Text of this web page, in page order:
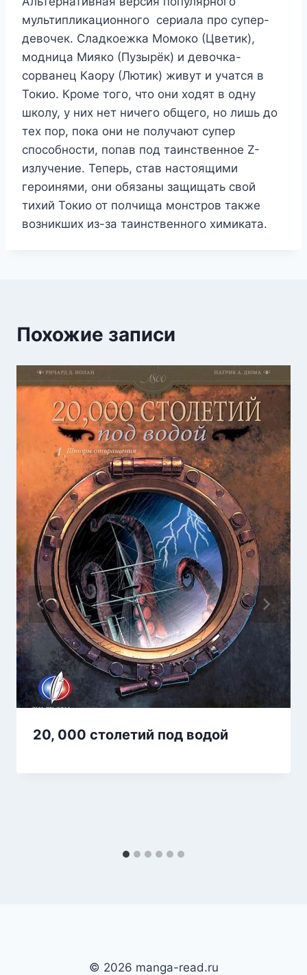
мультипликационного сериала про супер-
девочек. Сладкоежка Момоко (Цветик),
модница Мияко (Пузырёк) и девочка-
сорванец Каору (Лютик) живут и учатся в
Токио. Кроме того, что они ходят в одну
школу, у них нет ничего общего, но лишь до
тех пор, пока они не получают супер
способности, попав под таинственное Z-
излучение. Теперь, став настоящими
героинями, они обязаны защищать свой
тихий Токио от полчища монстров также
возникших из-за таинственного химиката.
Похожие записи
20, 000 столетий под водой
© 2026 manga-read.ru